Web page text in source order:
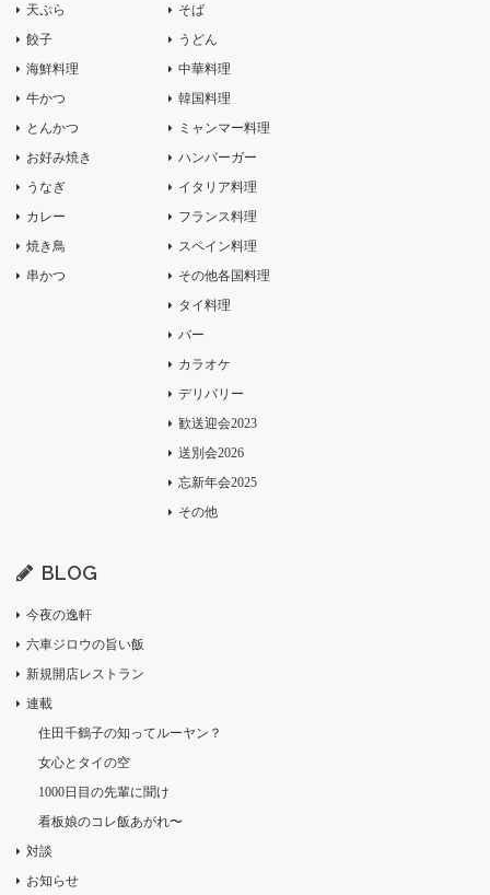
天ぷら
餃子
海鮮料理
牛かつ
とんかつ
お好み焼き
うなぎ
カレー
焼き鳥
串かつ
そば
うどん
中華料理
韓国料理
ミャンマー料理
ハンバーガー
イタリア料理
フランス料理
スペイン料理
その他各国料理
タイ料理
バー
カラオケ
デリバリー
歓送迎会2023
送別会2026
忘新年会2025
その他
BLOG
今夜の逸軒
六車ジロウの旨い飯
新規開店レストラン
連載
住田千鶴子の知ってルーヤン？
女心とタイの空
1000日目の先輩に聞け
看板娘のコレ飯あがれ〜
対談
お知らせ